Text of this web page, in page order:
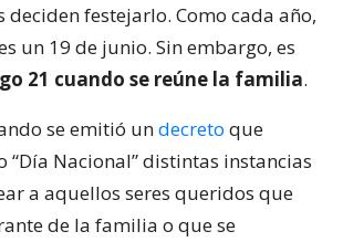
deciden festejarlo. Como cada año,
un 19 de junio. Sin embargo, es
21 cuando se reúne la familia.
se emitió undecreto que
“Día Nacional” distintas instancias
a aquellos seres queridos que
de la familia o que se